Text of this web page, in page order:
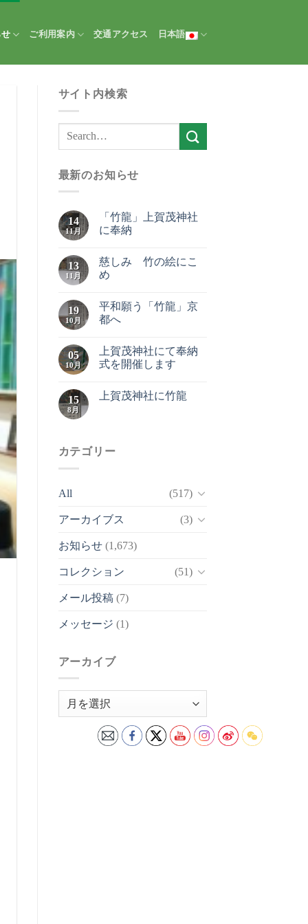
ご利用案内 交通アクセス 日本語
サイト内検索
最新のお知らせ
14
11月
「竹龍」上賀茂神社
に奉納
13
11月
慈しみ 竹の絵にこ
め
19
10月
平和願う「竹龍」京
都へ
05
10月
上賀茂神社にて奉納
式を開催します
15
8月
上賀茂神社に竹龍
カテゴリー
All (517)
アーカイブス (3)
お知らせ(1,673)
コレクション (51)
メール投稿(7)
メッセージ (1)
アーカイブ